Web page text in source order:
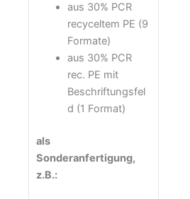
aus 30% PCR
recyceltem PE (9
Formate)
aus 30% PCR
rec. PE mit
Beschriftungsfel
d (1 Format)
als
Sonderanfertigung,
z.B.: